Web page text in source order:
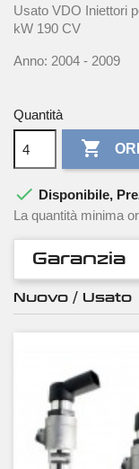
Usato VDO Iniettori
kW 190 CV
Anno: 2004 - 2009
Quantità

 Disponibile,
La quantità minima
Garanzia
Nuovo / Usato